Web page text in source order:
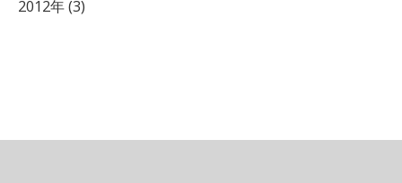
2012年 (3)